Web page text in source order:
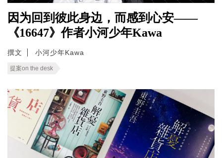
因为回到彼此身边，而感到心安——
《16647》作者小河少年Kawa
撰文 小河少年Kawa
提案on the desk